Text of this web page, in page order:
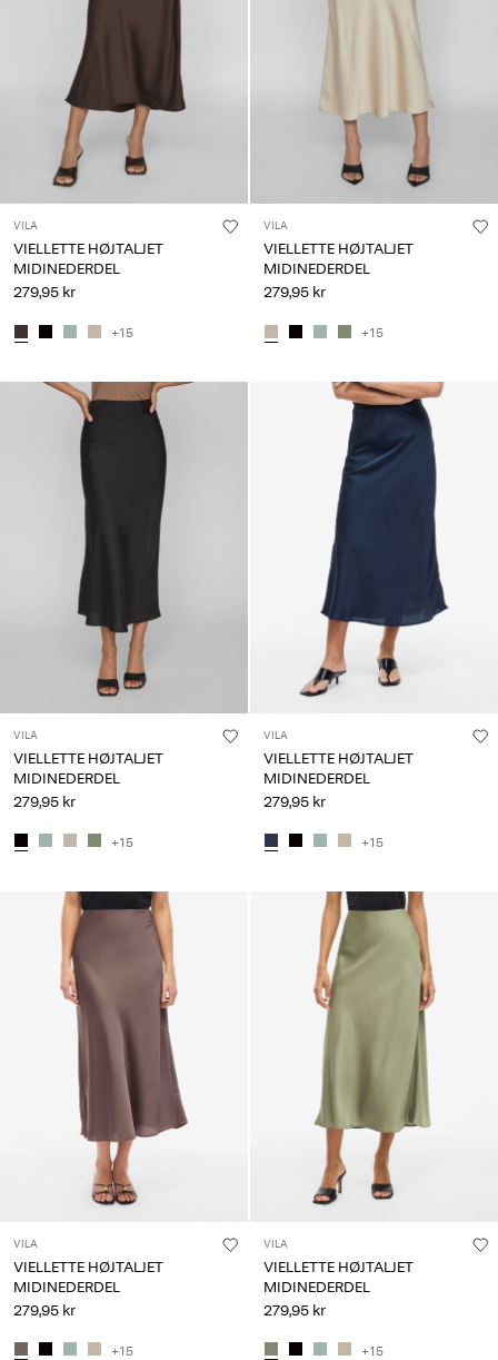
spørgsmål?
Danmark
/
dansk
VILA
VIELLETTE HØJTALJET
MIDINEDERDEL
279,95 kr
+15
VILA
VIELLETTE HØJTALJET
MIDINEDERDEL
279,95 kr
+15
VILA
VIELLETTE HØJTALJET
MIDINEDERDEL
279,95 kr
+15
VILA
VIELLETTE HØJTALJET
MIDINEDERDEL
279,95 kr
+15
VILA
VIELLETTE HØJTALJET
MIDINEDERDEL
279,95 kr
+15
VILA
VIELLETTE HØJTALJET
MIDINEDERDEL
279,95 kr
+15